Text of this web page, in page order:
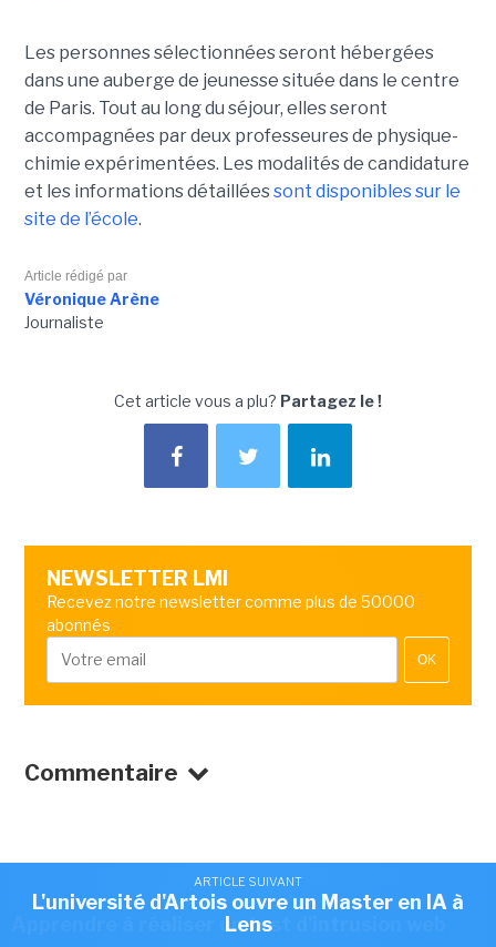
Les personnes sélectionnées seront hébergées
dans une auberge de jeunesse située dans le centre
de Paris. Tout au long du séjour, elles seront
accompagnées par deux professeures de physique-
chimie expérimentées. Les modalités de candidature
et les informations détailléessont disponibles sur le
site de l’école.
Article rédigé par
Véronique Arène
Journaliste
Cet article vous a plu? Partagez le !
NEWSLETTER LMI
Recevez notre newsletter comme plus de 50000
abonnés
OK
Commentaire
ARTICLE SUIVANT
Polytechnique ouvre un Master en IA pour
cadres expérimentés
ARTICLE SUIVANT
Apprendre à réaliser un test d'intrusion web
ARTICLE SUIVANT
L'université d'Artois ouvre un Master en IA à
Lens